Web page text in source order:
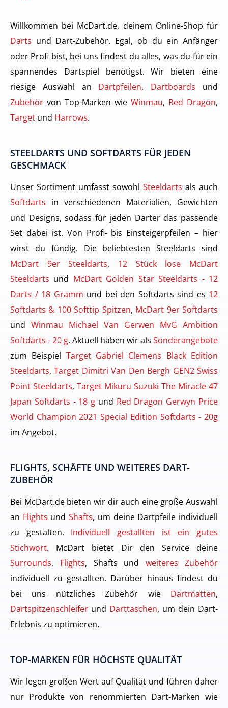
Willkommen bei McDart.de, deinem Online-Shop für
Darts und Dart-Zubehör. Egal, ob du ein Anfänger
oder Profi bist, bei uns findest du alles, was du für ein
spannendes Dartspiel benötigst. Wir bieten eine
riesige Auswahl an Dartpfeilen, Dartboards und
Zubehör von Top-Marken wie Winmau, Red Dragon,
Target und Harrows.
STEELDARTS UND SOFTDARTS FÜR JEDEN
GESCHMACK
Unser Sortiment umfasst sowohl Steeldarts als auch
Softdarts in verschiedenen Materialien, Gewichten
und Designs, sodass für jeden Darter das passende
Set dabei ist. Von Profi- bis Einsteigerpfeilen – hier
wirst du fündig. Die beliebtesten Steeldarts sind
McDart 9er Steeldarts, 12 Stück lose McDart
Steeldarts und McDart Golden Star Steeldarts - 12
Darts / 18 Gramm und bei den Softdarts sind es 12
Softdarts & 100 Softtip Spitzen, McDart 9er Softdarts
und Winmau Michael Van Gerwen MvG Ambition
Softdarts - 20 g. Aktuell haben wir als Sonderangebote
zum Beispiel Target Gabriel Clemens Black Edition
Steeldarts,Target Dimitri Van Den Bergh GEN2 Swiss
Point Steeldarts, Target Mikuru Suzuki The Miracle 47
Japan Softdarts - 18 g und Red Dragon Gerwyn Price
World Champion 2021 Special Edition Softdarts - 20g
im Angebot.
FLIGHTS, SCHÄFTE UND WEITERES DART-
ZUBEHÖR
Bei McDart.de bieten wir dir auch eine große Auswahl
an Flights undShafts, um deine Dartpfeile individuell
zu gestalten. Individuell gestallten ist ein gutes
Stichwort. McDart bietet Dir den Service deine
Surrounds, Flights, Shafts undweiteres Zubehör
individuell zu gestallten. Darüber hinaus findest du
bei uns nützliches Zubehör wie Dartmatten,
Dartspitzenschleifer und Darttaschen, um dein Dart-
Erlebnis zu optimieren.
TOP-MARKEN FÜR HÖCHSTE QUALITÄT
Wir legen großen Wert auf Qualität und führen daher
nur Produkte von renommierten Dart-Marken wie